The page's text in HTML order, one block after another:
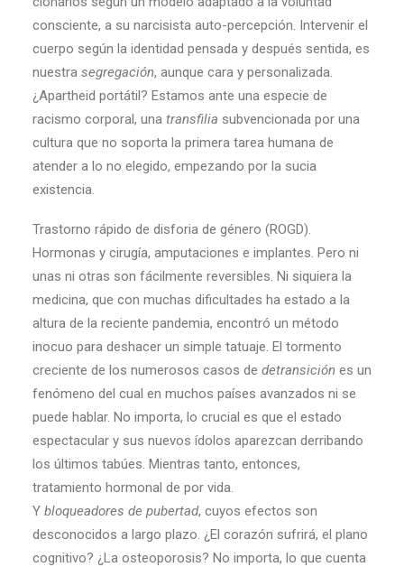
consciente, a su narcisista auto-percepción. Intervenir el
cuerpo según la identidad pensada y después sentida, es
nuestra segregación, aunque cara y personalizada.
¿Apartheid portátil? Estamos ante una especie de
racismo corporal, una transfilia subvencionada por una
cultura que no soporta la primera tarea humana de
atender a lo no elegido, empezando por la sucia
existencia.
Trastorno rápido de disforia de género (ROGD).
Hormonas y cirugía, amputaciones e implantes. Pero ni
unas ni otras son fácilmente reversibles. Ni siquiera la
medicina, que con muchas dificultades ha estado a la
altura de la reciente pandemia, encontró un método
inocuo para deshacer un simple tatuaje. El tormento
creciente de los numerosos casos de detransición es un
fenómeno del cual en muchos países avanzados ni se
puede hablar. No importa, lo crucial es que el estado
espectacular y sus nuevos ídolos aparezcan derribando
los últimos tabúes. Mientras tanto, entonces,
tratamiento hormonal de por vida.
Y bloqueadores de pubertad, cuyos efectos son
desconocidos a largo plazo. ¿El corazón sufrirá, el plano
cognitivo? ¿La osteoporosis? No importa, lo que cuenta